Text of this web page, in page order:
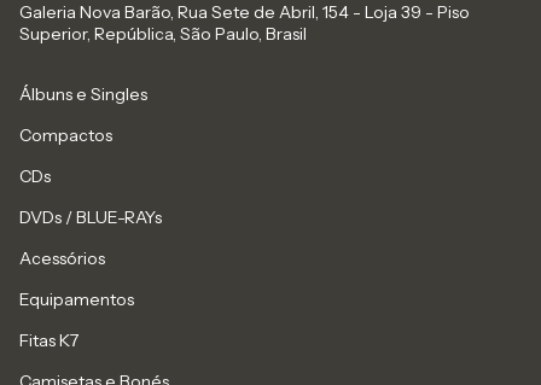
Galeria Nova Barão, Rua Sete de Abril, 154 - Loja 39 - Piso
Superior, República, São Paulo, Brasil
Álbuns e Singles
Compactos
CDs
DVDs / BLUE-RAYs
Acessórios
Equipamentos
Fitas K7